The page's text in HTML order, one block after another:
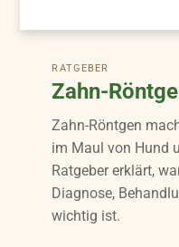
RATGEBER
Zahn-
Zahn-Röntgen
im Maul von Hund
Ratgeber erklärt,
Diagnose,
wichtig ist.